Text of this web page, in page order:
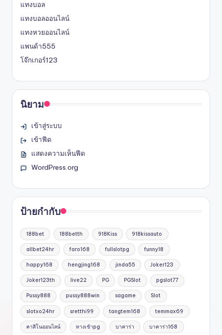
แทงบอล
แทงบอลออนไลน์
แทงหวยออนไลน์
แพนด้า555
โจ๊กเกอร์123
นิยาม
เข้าสู่ระบบ
เข้าฟีด
แสดงความเห็นฟีด
WordPress.org
ป้ายกำกับ
188bet 188betth 918Kiss 918kissauto
allbet24hr faro168 fullslotpg funny18
happy168 hengjing168 jinda55 Joker123
Joker123th live22 PG PGSlot pgslot77
Pussy888 pussy888win sagame Slot
slotxo24hr sretthi99 tangtem168 temmax69
คาสิโนออนไลน์ ทางเข้าpg บาคาร่า บาคาร่า168